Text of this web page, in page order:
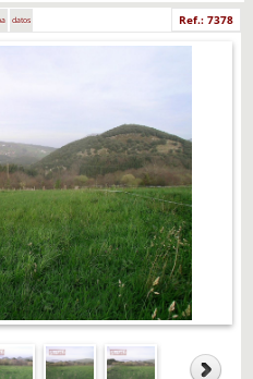
datos Ref.: 7378